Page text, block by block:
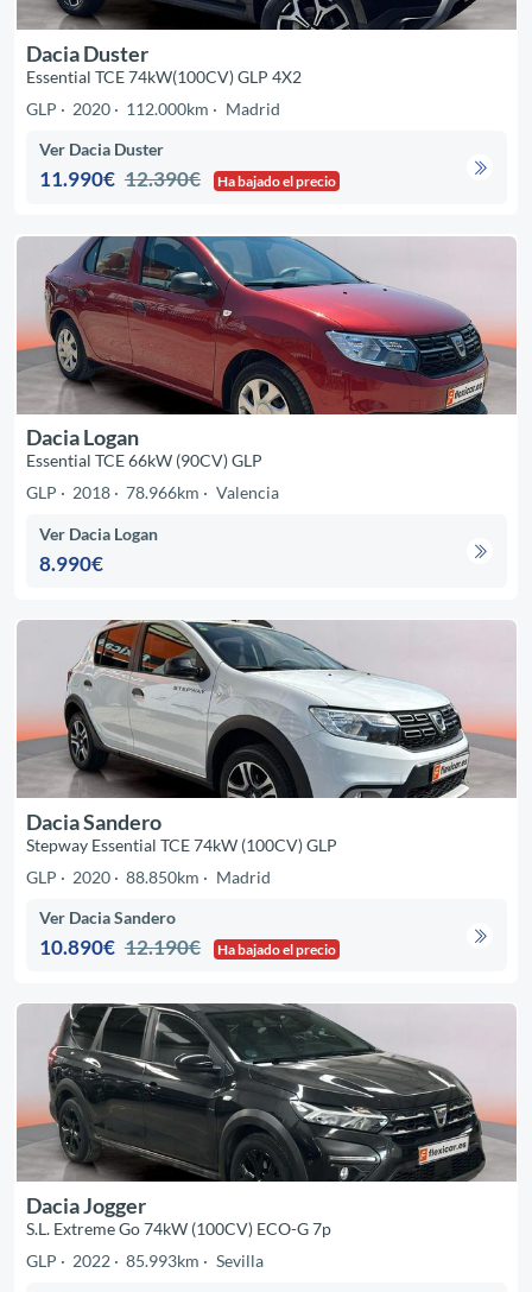
Dacia Duster
Essential TCE 74kW(100CV) GLP 4X2
GLP
2020 112.000km Madrid
Ver Dacia Duster
11.990€ 12.390€ Ha bajado el precio
Dacia Logan
Essential TCE 66kW (90CV) GLP
GLP
2018 78.966km Valencia
Ver Dacia Logan
8.990€
Dacia Sandero
Stepway Essential TCE 74kW (100CV) GLP
GLP
2020 88.850km Madrid
Ver Dacia Sandero
10.890€ 12.190€ Ha bajado el precio
Dacia Jogger
S.L. Extreme Go 74kW (100CV) ECO-G 7p
GLP
2022 85.993km Sevilla